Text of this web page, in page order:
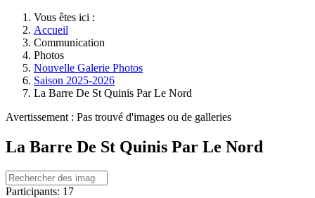
Vous êtes ici :
Accueil
Communication
Photos
Nouvelle Galerie Photos
Saison 2025-2026
La Barre De St Quinis Par Le Nord
Avertissement : Pas trouvé d'images ou de galleries
La Barre De St Quinis Par Le Nord
Participants: 17